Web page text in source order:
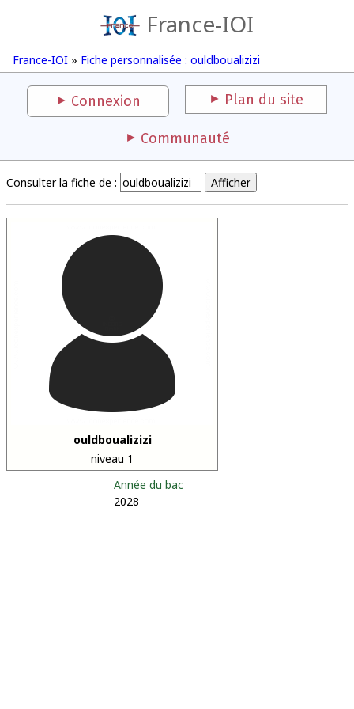
France-IOI
France-IOI » Fiche personnalisée : ouldboualizizi
Connexion Plan du site
Communauté
Consulter la fiche de :
ouldboualizizi
niveau 1
Année du bac
2028